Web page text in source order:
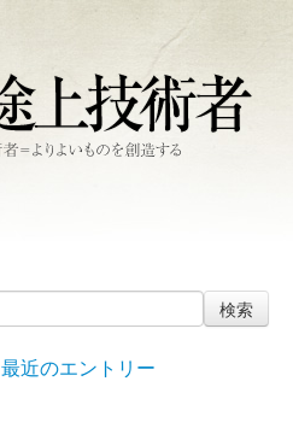
検索
最近のエントリー